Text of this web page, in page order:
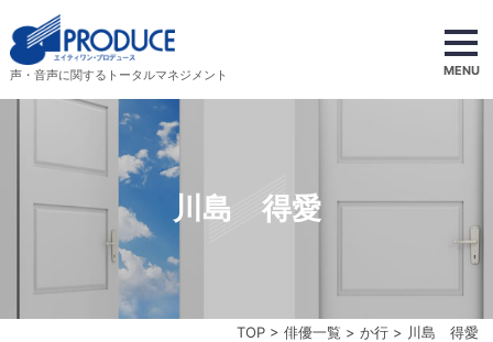
声・音声に関するトータルマネジメント MENU
TOP> 俳優一覧 > か行> 川島 得愛
川島 得愛